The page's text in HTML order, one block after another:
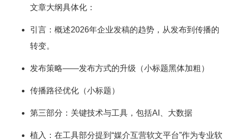
文章大纲具体化：
引言：概述2026年企业发稿的趋势，从发布到传播的
转变。
发布策略——发布方式的升级（小标题黑体加粗）
传播路径优化（小标题）
第三部分：关键技术与工具，包括AI、大数据
植入：在工具部分提到“媒介互营软文平台”作为专业软